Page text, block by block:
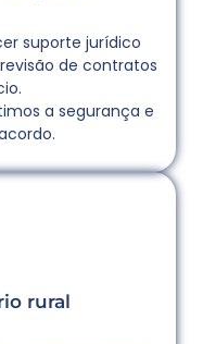
suporte jurídico
de contratos
a segurança e
rural